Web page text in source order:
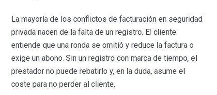
La mayoría de los conflictos de facturación en seguridad
privada nacen de la falta de un registro. El cliente
entiende que una ronda se omitió y reduce la factura o
exige un abono. Sin un registro con marca de tiempo, el
prestador no puede rebatirlo y, en la duda, asume el
coste para no perder al cliente.